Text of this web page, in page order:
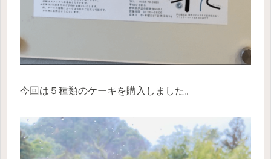
今回は５種類のケーキを購入しました。